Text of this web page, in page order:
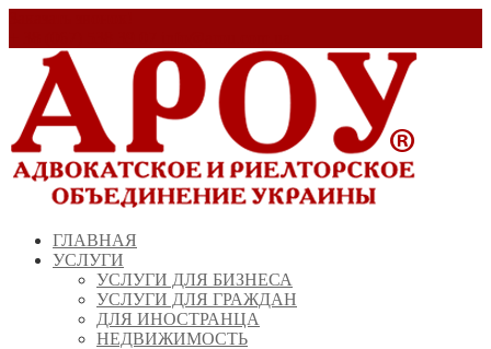
ГЛАВНАЯ
УСЛУГИ
УСЛУГИ ДЛЯ БИЗНЕСА
УСЛУГИ ДЛЯ ГРАЖДАН
ДЛЯ ИНОСТРАНЦА
НЕДВИЖИМОСТЬ